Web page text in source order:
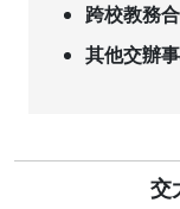
跨校教務
其他交辦
交